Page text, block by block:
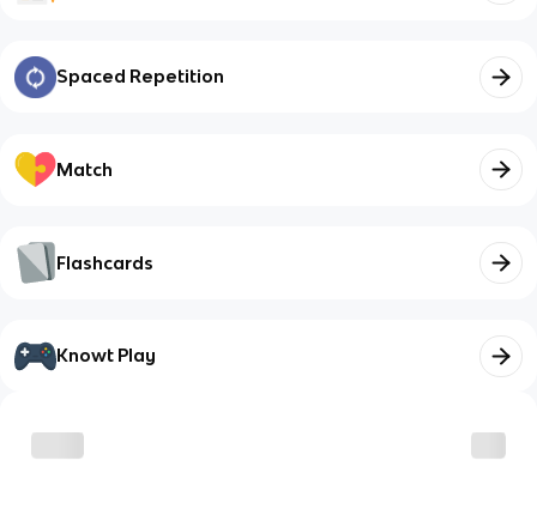
Spaced Repetition
Match
Flashcards
Knowt Play